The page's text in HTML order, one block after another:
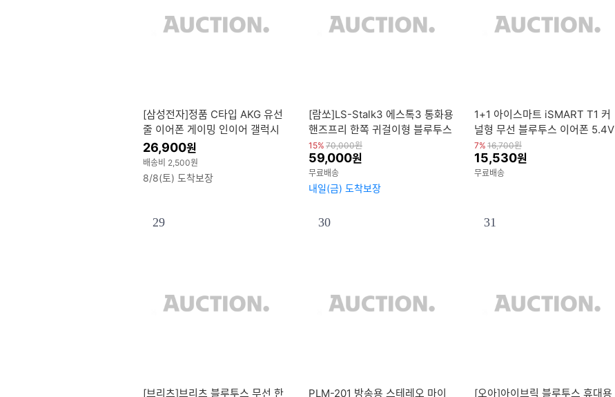
[삼성전자]정품 C타입 AKG 유선
줄 이어폰 게이밍 인이어 갤럭시
Z플립 3 4 5 6 +파우치 증정 / E
O-IC100(블랙)
26,900원
배송비 2,500원
8/8(토) 도착보장
[람쏘]LS-Stalk3 에스톡3 통화용
핸즈프리 한쪽 귀걸이형 블루투스
무선 이어폰 신제품 출시/최대37
시간 재생
15% 70,000원
59,000원
무료배송
내일(금) 도착보장
1+1 아이스마트 iSMART T1 커
널형 무선 블루투스 이어폰 5.4V
생활방수 C타입
7% 16,700원
15,530원
무료배송
29
[브리츠]브리츠 블루투스 무선 한
30
PLM-201 방송용 스테레오 마이
31
[오아]아이브릭 블루투스 휴대용